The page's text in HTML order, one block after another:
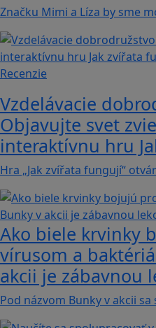
Značku Mimi a Líza by sme
Recenzie
Vzdelávacie
Objavujte svet
interaktívnu hru
Hra „Jak zvířata fungují“
Ako biele krvinky
vírusom a
akcii je zábavnou
Pod názvom Bunky v akcii